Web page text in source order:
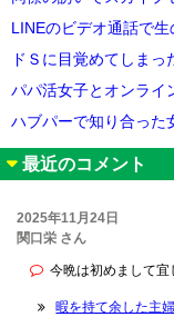
LINEのビデオ通話で
ドＳに目覚めてしま
パパ活女子とオンライ
ハブパーで知り合った
最近のコメント
2025年11月24日
関口栄 さん
今晩は初めまして宜
暇を持て余した主